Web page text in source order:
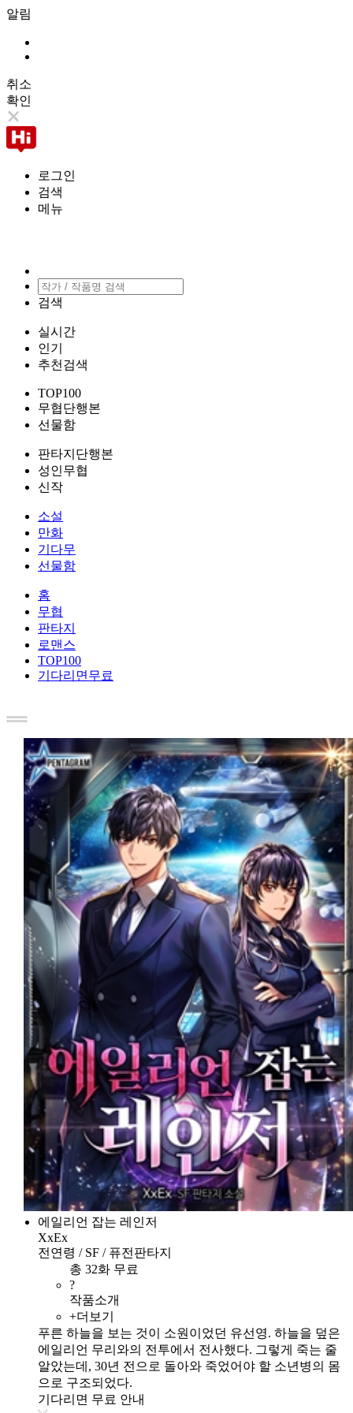
알림
취소
확인
로그인
검색
메뉴
검색
실시간
인기
추천검색
TOP100
무협단행본
선물함
판타지단행본
성인무협
신작
소설
만화
기다무
선물함
홈
무협
판타지
로맨스
TOP100
기다리면무료
에일리언 잡는 레인저
XxEx
전연령 / SF / 퓨전판타지
총 32화 무료
?
작품소개
+더보기
푸른 하늘을 보는 것이 소원이었던 유선영. 하늘을 덮은
에일리언 무리와의 전투에서 전사했다. 그렇게 죽는 줄
알았는데, 30년 전으로 돌아와 죽었어야 할 소년병의 몸
으로 구조되었다.
기다리면 무료 안내